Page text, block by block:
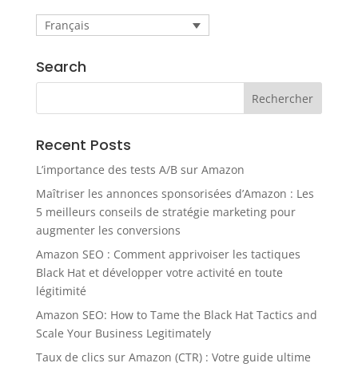
Français
Search
Recent Posts
L’importance des tests A/B sur Amazon
Maîtriser les annonces sponsorisées d’Amazon : Les
5 meilleurs conseils de stratégie marketing pour
augmenter les conversions
Amazon SEO : Comment apprivoiser les tactiques
Black Hat et développer votre activité en toute
légitimité
Amazon SEO: How to Tame the Black Hat Tactics and
Scale Your Business Legitimately
Taux de clics sur Amazon (CTR) : Votre guide ultime